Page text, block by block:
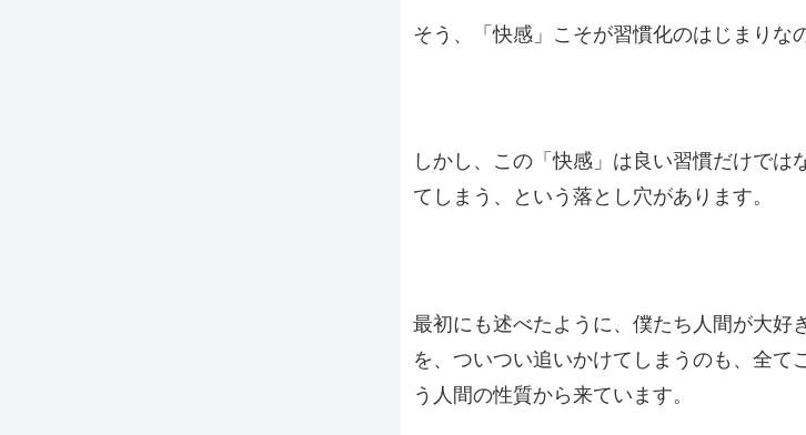
そう、「快感」こそが習慣化のはじまりな
しかし、この「快感」は良い習慣だけでは
てしまう、という落とし穴があります。
最初にも述べたように、僕たち人間が大好
を、ついつい追いかけてしまうのも、全て
う人間の性質から来ています。